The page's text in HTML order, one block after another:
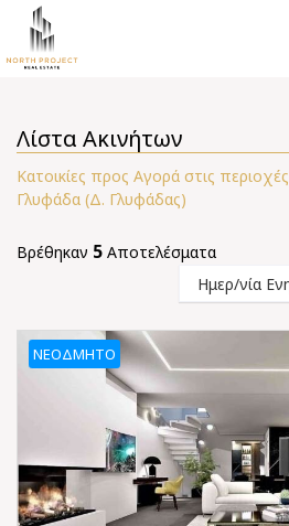
Λίστα Ακινήτων
Κατοικίες προς Αγορά στις περιοχές
Γλυφάδα (Δ. Γλυφάδας)
Βρέθηκαν 5 Αποτελέσματα
ΝΕΌΔΜΗΤΟ